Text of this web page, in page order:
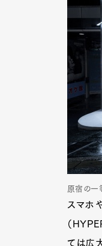
原宿の一
スマホ
（
ては広